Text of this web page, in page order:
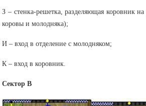
З – стенка-решетка, разделяющая коровник на
коровы и молодняка);
И – вход в отделение с молодняком;
К – вход в коровник.
Сектор В